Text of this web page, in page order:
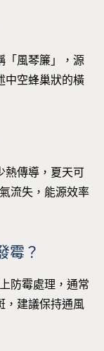
「風琴簾」，源
中空蜂巢狀的橫
熱傳導，夏天可
流失，能源效率
霉？
防霉處理，通常
，建議保持通風